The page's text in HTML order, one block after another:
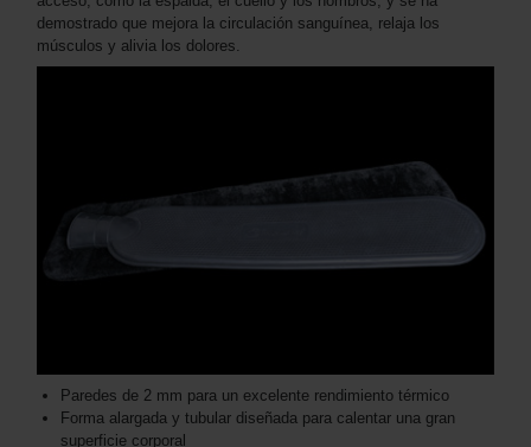
demostrado que mejora la circulación sanguínea, relaja los
músculos y alivia los dolores.
Paredes de 2 mm para un excelente rendimiento térmico
Forma alargada y tubular diseñada para calentar una gran
superficie corporal